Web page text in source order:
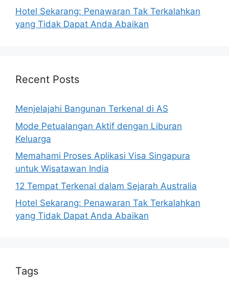
Hotel Sekarang: Penawaran Tak Terkalahkan
yang Tidak Dapat Anda Abaikan
Recent Posts
Menjelajahi Bangunan Terkenal di AS
Mode Petualangan Aktif dengan Liburan
Keluarga
Memahami Proses Aplikasi Visa Singapura
untuk Wisatawan India
12 Tempat Terkenal dalam Sejarah Australia
Hotel Sekarang: Penawaran Tak Terkalahkan
yang Tidak Dapat Anda Abaikan
Tags